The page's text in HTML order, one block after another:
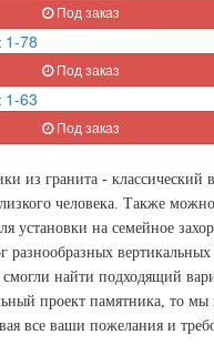
Под заказ
1-78
Под заказ
1-63
Под заказ
из гранита - классический
человека. Также можно
установки на семейное
разнообразных
найти подходящий
проект памятника, то
все ваши пожелания и